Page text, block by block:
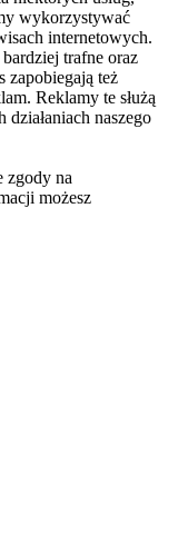
wykorzystywać
internetowych.
trafne oraz
zapobiegają też
Reklamy te służą
naszego
zgody na
możesz